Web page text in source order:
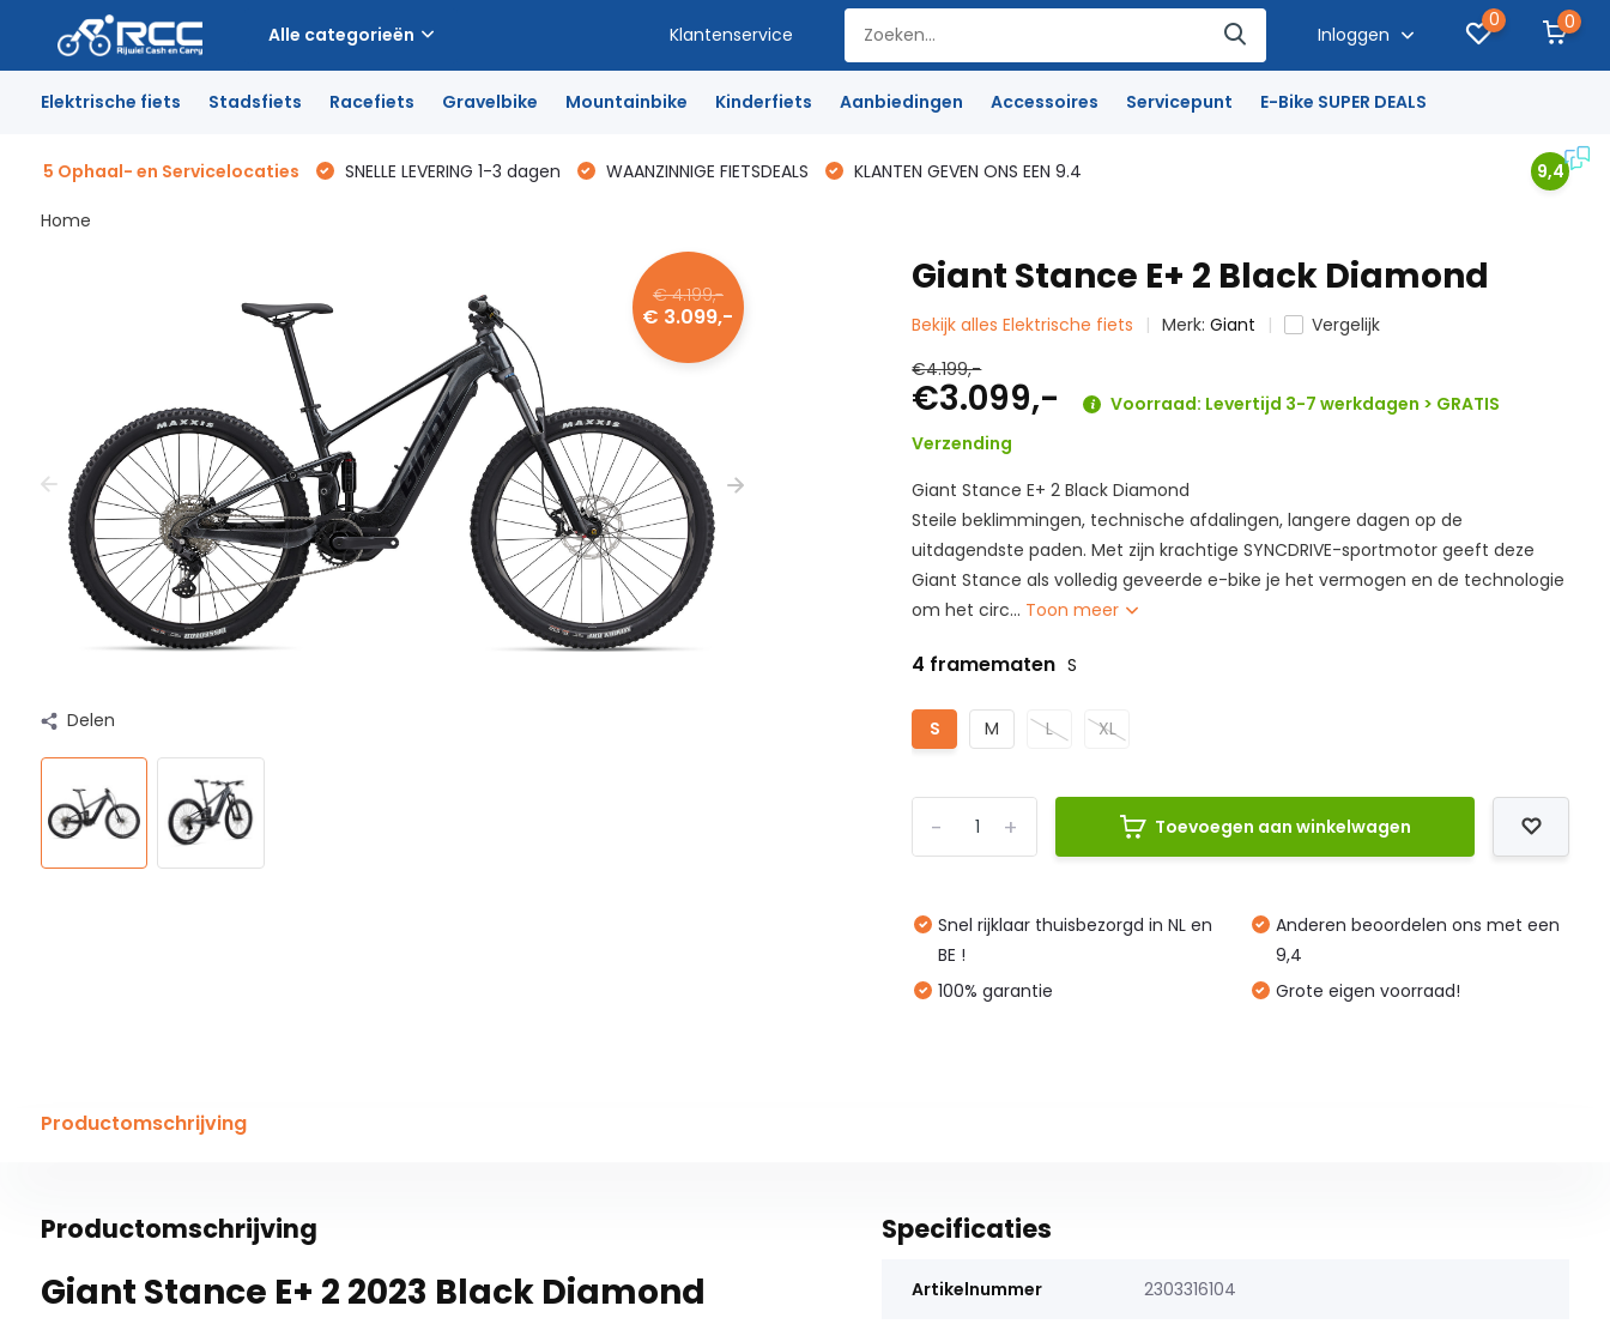
Alle categorieën Klantenservice Inloggen
0 0
Elektrische fiets Stadsfiets Racefiets Gravelbike Mountainbike Kinderfiets Aanbiedingen Accessoires Servicepunt E-Bike SUPER DEALS
5 Ophaal- en Servicelocaties SNELLE LEVERING 1-3 dagen WAANZINNIGE FIETSDEALS KLANTEN GEVEN ONS EEN 9.4 9,4
Home
€ 4.199,-
€ 3.099,-
Delen
Giant Stance E+ 2 Black Diamond
Bekijk alles Elektrische fiets Merk:Giant
Vergelijk
€4.199,-
€3.099,-
Voorraad: Levertijd 3-7 werkdagen > GRATIS
Verzending
Giant Stance E+ 2 Black Diamond
Steile beklimmingen, technische afdalingen, langere dagen op de
uitdagendste paden. Met zijn krachtige SYNCDRIVE-sportmotor geeft deze
Giant Stance als volledig geveerde e-bike je het vermogen en de technologie
om het circ... Toon meer
4 framematen S
S M L XL
+
- Toevoegen aan winkelwagen
Snel rijklaar thuisbezorgd in NL en
BE !
100% garantie
Anderen beoordelen ons met een
9,4
Grote eigen voorraad!
Productomschrijving
Productomschrijving
Giant Stance E+ 2 2023 Black Diamond
Specificaties
Artikelnummer 2303316104